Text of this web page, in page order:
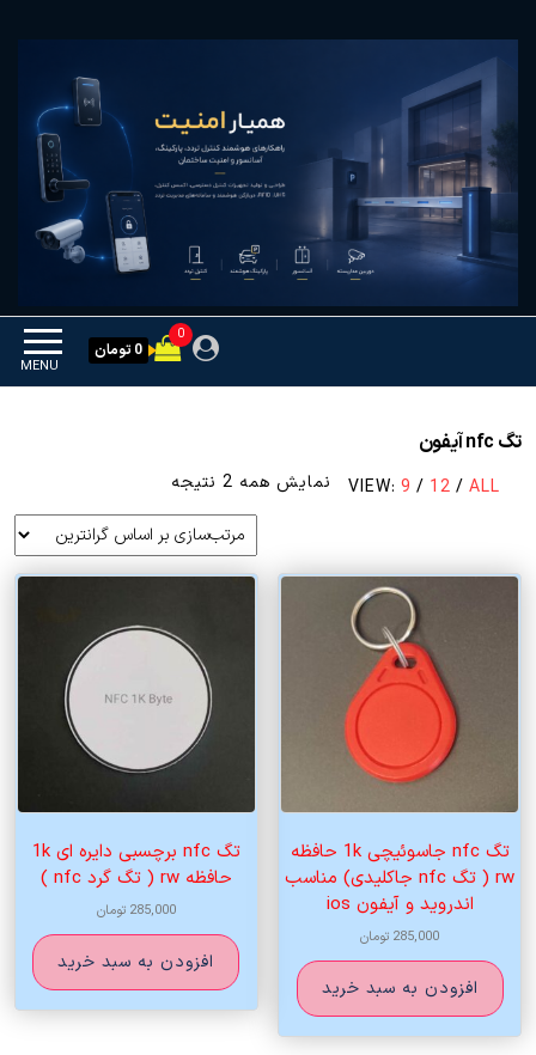
همیار امنیت
MENU
0
0 تومان
تگ nfc آیفون
VIEW: 9 / 12 / ALL نمایش همه 2 نتیجه
بر
اساس
قیمت:
به
تگ nfc جاسوئیچی 1k حافظه
rw ( تگ nfc جاکلیدی) مناسب
اندروید و آیفون ios
285,000 تومان
افزودن به سبد خرید
تگ nfc برچسبی دایره ای 1k
حافظه rw ( تگ گرد nfc )
285,000 تومان
افزودن به سبد خرید